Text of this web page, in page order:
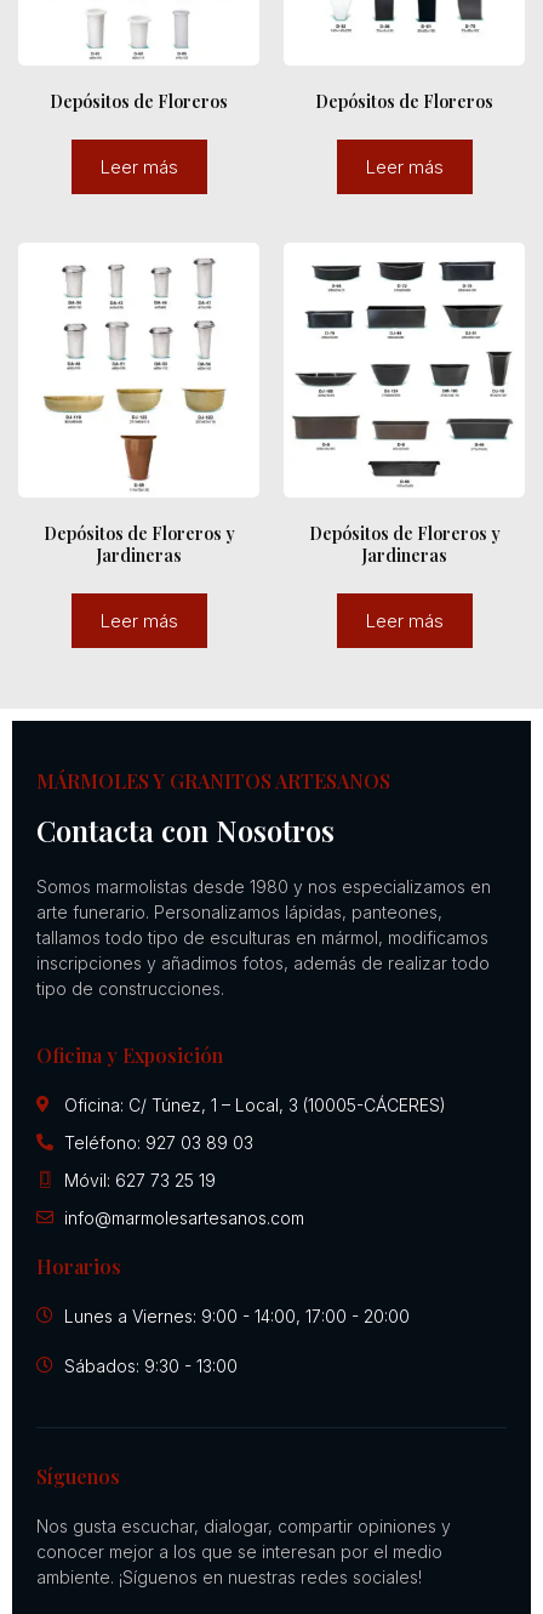
Depósitos de Floreros
Leer más
Depósitos de Floreros
Leer más
Depósitos de Floreros y
Jardineras
Leer más
Depósitos de Floreros y
Jardineras
Leer más
MÁRMOLES Y GRANITOS ARTESANOS
Contacta con Nosotros
Somos marmolistas desde 1980 y nos especializamos en
arte funerario. Personalizamos lápidas, panteones,
tallamos todo tipo de esculturas en mármol, modificamos
inscripciones y añadimos fotos, además de realizar todo
tipo de construcciones.
Oficina y Exposición
Oficina: C/ Túnez, 1 – Local, 3 (10005-CÁCERES)
Teléfono: 927 03 89 03
Móvil: 627 73 25 19
info@marmolesartesanos.com
Horarios
Lunes a Viernes: 9:00 - 14:00, 17:00 - 20:00
Sábados: 9:30 - 13:00
Síguenos
Nos gusta escuchar, dialogar, compartir opiniones y
conocer mejor a los que se interesan por el medio
ambiente. ¡Síguenos en nuestras redes sociales!